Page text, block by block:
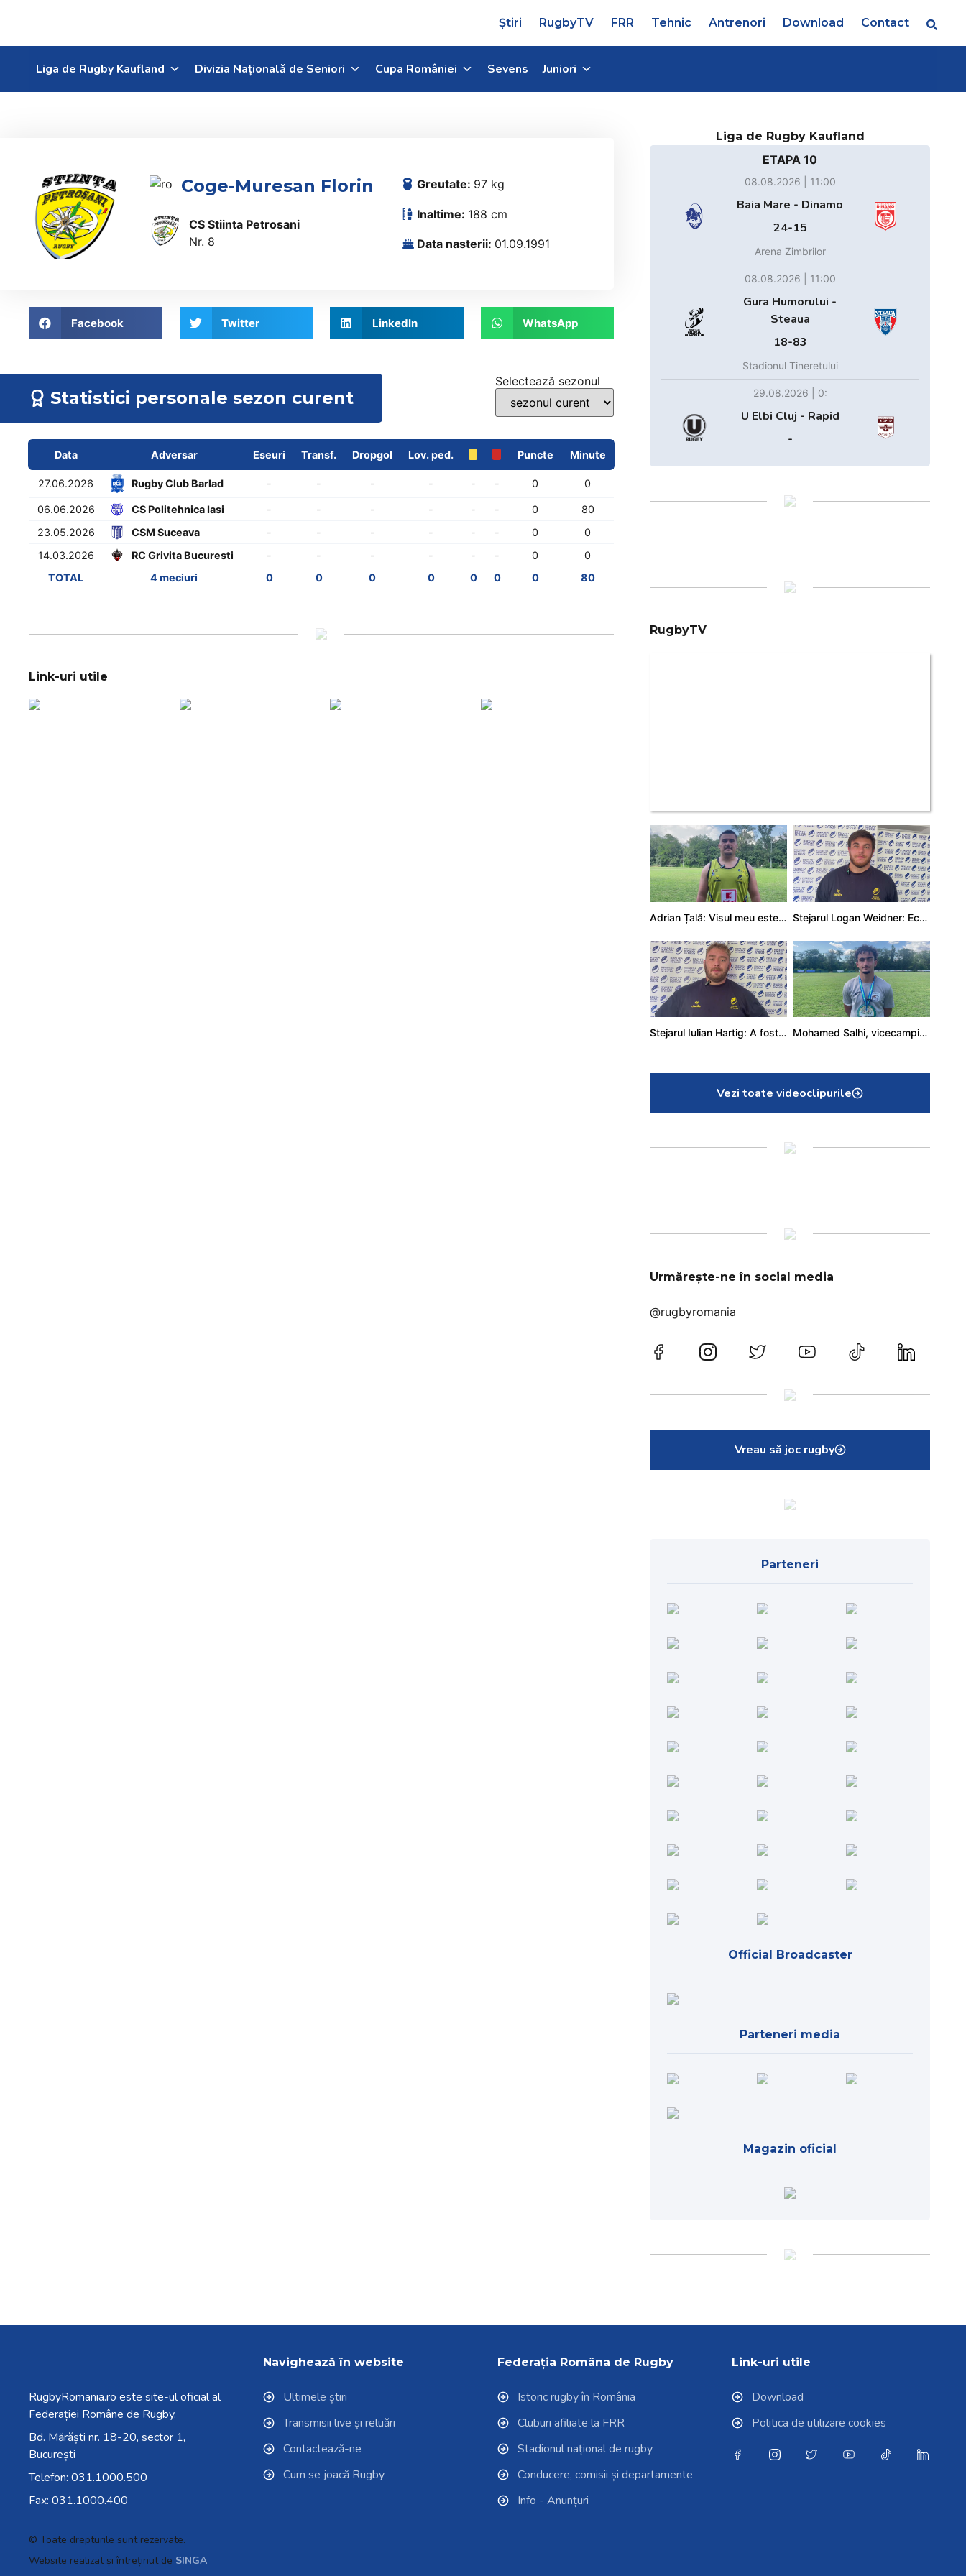
Știri RugbyTV FRR Tehnic Antrenori Download Contact
Liga de Rugby Kaufland Divizia Națională de Seniori Cupa României Sevens Juniori
Coge-Muresan Florin
CS Stiinta Petrosani
Nr. 8
Greutate: 97 kg
Inaltime: 188 cm
Data nasterii: 01.09.1991
Facebook Twitter LinkedIn WhatsApp
Selectează sezonul
Statistici personale sezon curent
Data Adversar Eseuri Transf. Dropgol Lov. ped. Puncte Minute
27.06.2026 Rugby Club Barlad - - - - - - 0 0
06.06.2026 CS Politehnica Iasi - - - - - - 0
80
23.05.2026
CSM Suceava - - - - - - 0
0
14.03.2026
RC Grivita Bucuresti - - - - - - 0
0
TOTAL
4 meciuri 0 0 0 0 0 0 0 80
Link-uri utile
Liga de Rugby Kaufland
ETAPA 10
08.08.2026 | 11:00
Baia Mare - Dinamo
24-15
Arena Zimbrilor
08.08.2026 | 11:00
Gura Humorului -
Steaua
18-83
Stadionul Tineretului
29.08.2026 | 0:
U Elbi Cluj - Rapid
-
RugbyTV
Adrian Țală: Visul meu este să debutez pentru România Stejarul Logan Weidner: Echipa a muncit mult, iar asta se va vedea în meciurile de la Nations Cup
Stejarul Iulian Hartig: A fost un turneu care a unit mai mult echipa Mohamed Salhi, vicecampion național juniori I: Rugby-ul te învață să accepți și înfrângerile
Vezi toate videoclipurile
Urmărește-ne în social media
@rugbyromania
Vreau să joc rugby
Parteneri
Official Broadcaster
Parteneri media
Magazin oficial
RugbyRomania.ro este site-ul oficial al
Federației Române de Rugby.
Bd. Mărăști nr. 18-20, sector 1,
București
Telefon: 031.1000.500
Fax: 031.1000.400
© Toate drepturile sunt rezervate.
Website realizat și întreținut de SINGA
Navighează în website
Ultimele știri
Transmisii live și reluări
Contactează-ne
Cum se joacă Rugby
Federația Româna de Rugby
Istoric rugby în România
Cluburi afiliate la FRR
Stadionul național de rugby
Conducere, comisii și departamente
Info - Anunțuri
Link-uri utile
Download
Politica de utilizare cookies